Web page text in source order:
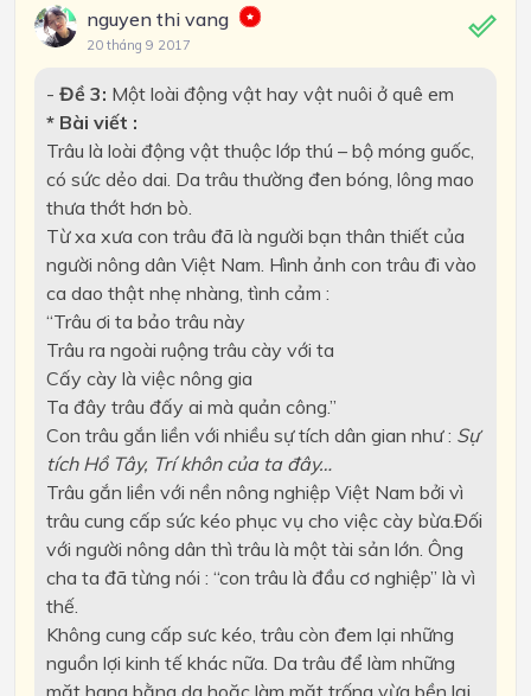
nguyen thi vang
20 tháng 9 2017
- Đề 3: Một loài động vật hay vật nuôi ở quê em
* Bài viết :
Trâu là loài động vật thuộc lớp thú – bộ móng guốc,
có sức dẻo dai. Da trâu thường đen bóng, lông mao
thưa thớt hơn bò.
Từ xa xưa con trâu đã là người bạn thân thiết của
người nông dân Việt Nam. Hình ảnh con trâu đi vào
ca dao thật nhẹ nhàng, tình cảm :
“Trâu ơi ta bảo trâu này
Trâu ra ngoài ruộng trâu cày với ta
Cấy cày là việc nông gia
Ta đây trâu đấy ai mà quản công.”
Con trâu gắn liền với nhiều sự tích dân gian như : Sự
tích Hồ Tây, Trí khôn của ta đây…
Trâu gắn liền với nền nông nghiệp Việt Nam bởi vì
trâu cung cấp sức kéo phục vụ cho việc cày bừa.Đối
với người nông dân thì trâu là một tài sản lớn. Ông
cha ta đã từng nói : “con trâu là đầu cơ nghiệp” là vì
thế.
Không cung cấp sưc kéo, trâu còn đem lại những
nguồn lợi kinh tế khác nữa. Da trâu để làm những
mặt hang bằng da hoặc làm mặt trống vừa bền lại